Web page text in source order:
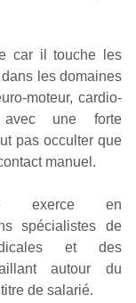
car il touche les
les domaines
moteur, cardio-
avec une forte
pas occulter que
manuel.
exerce en
spécialistes de
et des
autour du
de salarié.